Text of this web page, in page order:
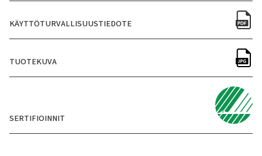
KÄYTTÖTURVALLISUUSTIEDOTE
TUOTEKUVA
SERTIFIOINNIT